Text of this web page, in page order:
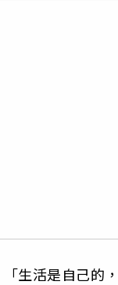
生活是自己的